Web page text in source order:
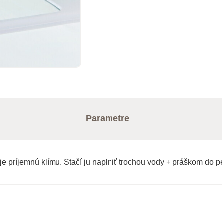
Parametre
príjemnú klímu. Stačí ju naplniť trochou vody + práškom do